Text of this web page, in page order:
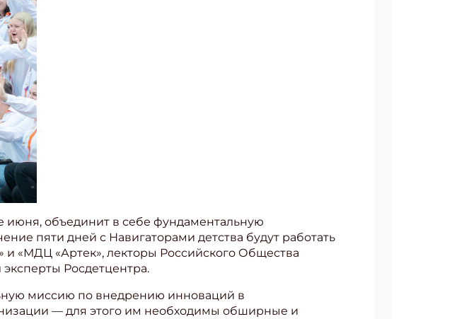
июня, объединит в себе фундаментальную
пяти дней с Навигаторами детства будут работать
«МДЦ «Артек», лекторы Российского Общества
Росдетцентра.
миссию по внедрению инноваций в
— для этого им необходимы обширные и